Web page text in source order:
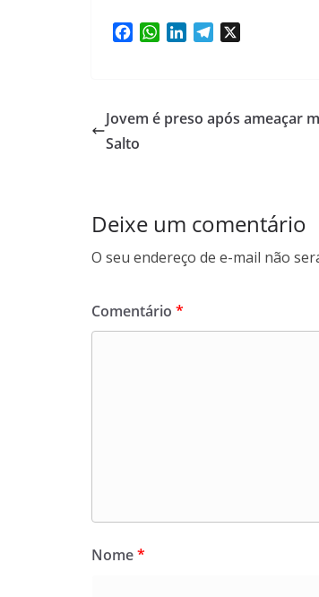
b
o
o
W
s
A
e
d
g
r
Jovem é preso após ameaçar
Salto
Deixe um comentário
O seu endereço de e-mail não
Comentário *
Nome*